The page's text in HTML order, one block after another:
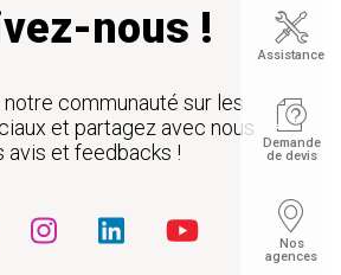
nous !
notre communauté sur les
et partagez avec nous
avis et feedbacks !
Assistance
Demande
de devis
Nos
agences